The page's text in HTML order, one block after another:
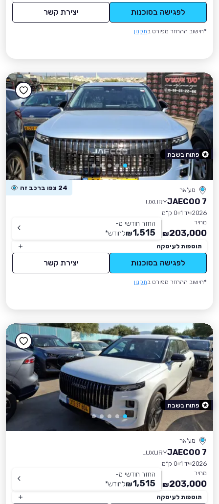
לפגישה בסוכנות יצירת קשר
*חישוב ההחזר מפורט בתקנון
מע'אר 24 צפו ברכב זה
JAECOO 7
LUXURY
2026 יד 1
0 ק״מ
מחיר
203,000
₪
החזר חודשי מ-
1,515
₪לחודש*
תוספות לעיסקה
לפגישה בסוכנות יצירת קשר
*חישוב ההחזר מפורט בתקנון
פתוח בשבת
מע'אר
JAECOO 7
LUXURY
2026 יד 1
0 ק״מ
מחיר
203,000
₪
החזר חודשי מ-
1,515
₪לחודש*
תוספות לעיסקה
פתוח בשבת